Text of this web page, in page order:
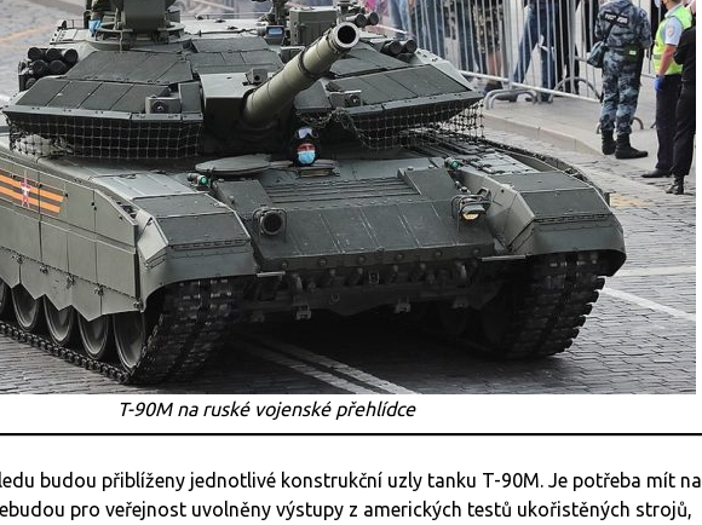
T-90M na ruské vojenské přehlídce
budou přiblíženy jednotlivé konstrukční uzly tanku T-90M. Je potřeba mít na
pro veřejnost uvolněny výstupy z amerických testů ukořistěných strojů,